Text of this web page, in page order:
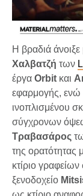
Η βραδιά άνοιξε
Χαλβατζή των
έργα Orbit και
εφαρμογής, ενώ
ινοπλισμένου
σύγχρονων
Τραβασάρος
της ορατότητας
κτίριο
ξενοδοχείο